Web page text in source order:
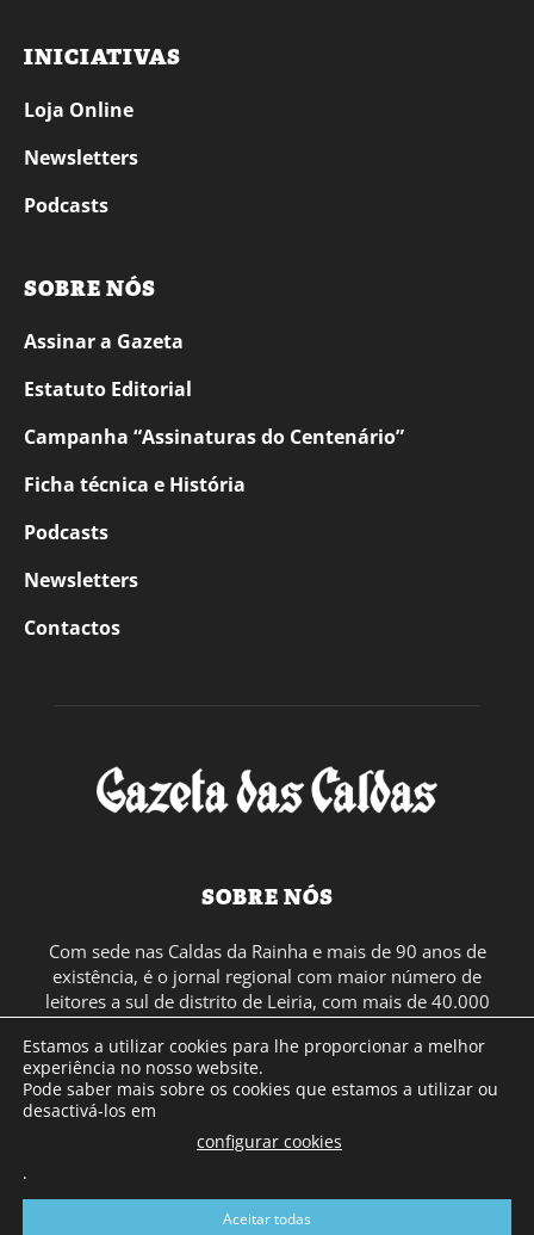
INICIATIVAS
Loja Online
Newsletters
Podcasts
SOBRE NÓS
Assinar a Gazeta
Estatuto Editorial
Campanha “Assinaturas do Centenário”
Ficha técnica e História
Podcasts
Newsletters
Contactos
SOBRE NÓS
Com sede nas Caldas da Rainha e mais de 90 anos de
existência, é o jornal regional com maior número de
leitores a sul de distrito de Leiria, com mais de 40.000
leitores por toda a região Oeste. Jornal com distribuição
em Portugal Continental e assinatura online.
SIGA-NOS
Estamos a utilizar cookies para lhe proporcionar a melhor
experiência no nosso website.
Pode saber mais sobre os cookies que estamos a utilizar ou
desactivá-los em
configurar cookies
.
Aceitar todas